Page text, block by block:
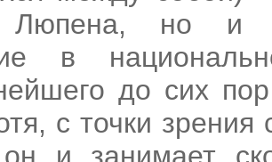
но и
в
до сих
с точки зрения
и занимает